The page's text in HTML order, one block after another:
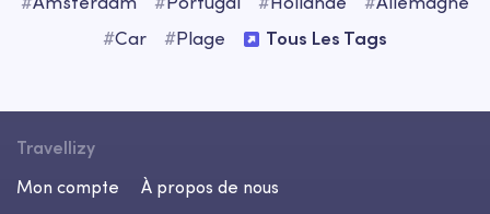
#Car #Plage Tous Les Tags
Travellizy
Mon compte
À propos de nous